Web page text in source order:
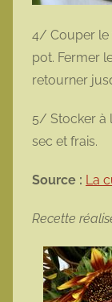
4/ Couper le
pot. Fermer
retourner
5/ Stocker à
sec et frais.
Source : La
Recette